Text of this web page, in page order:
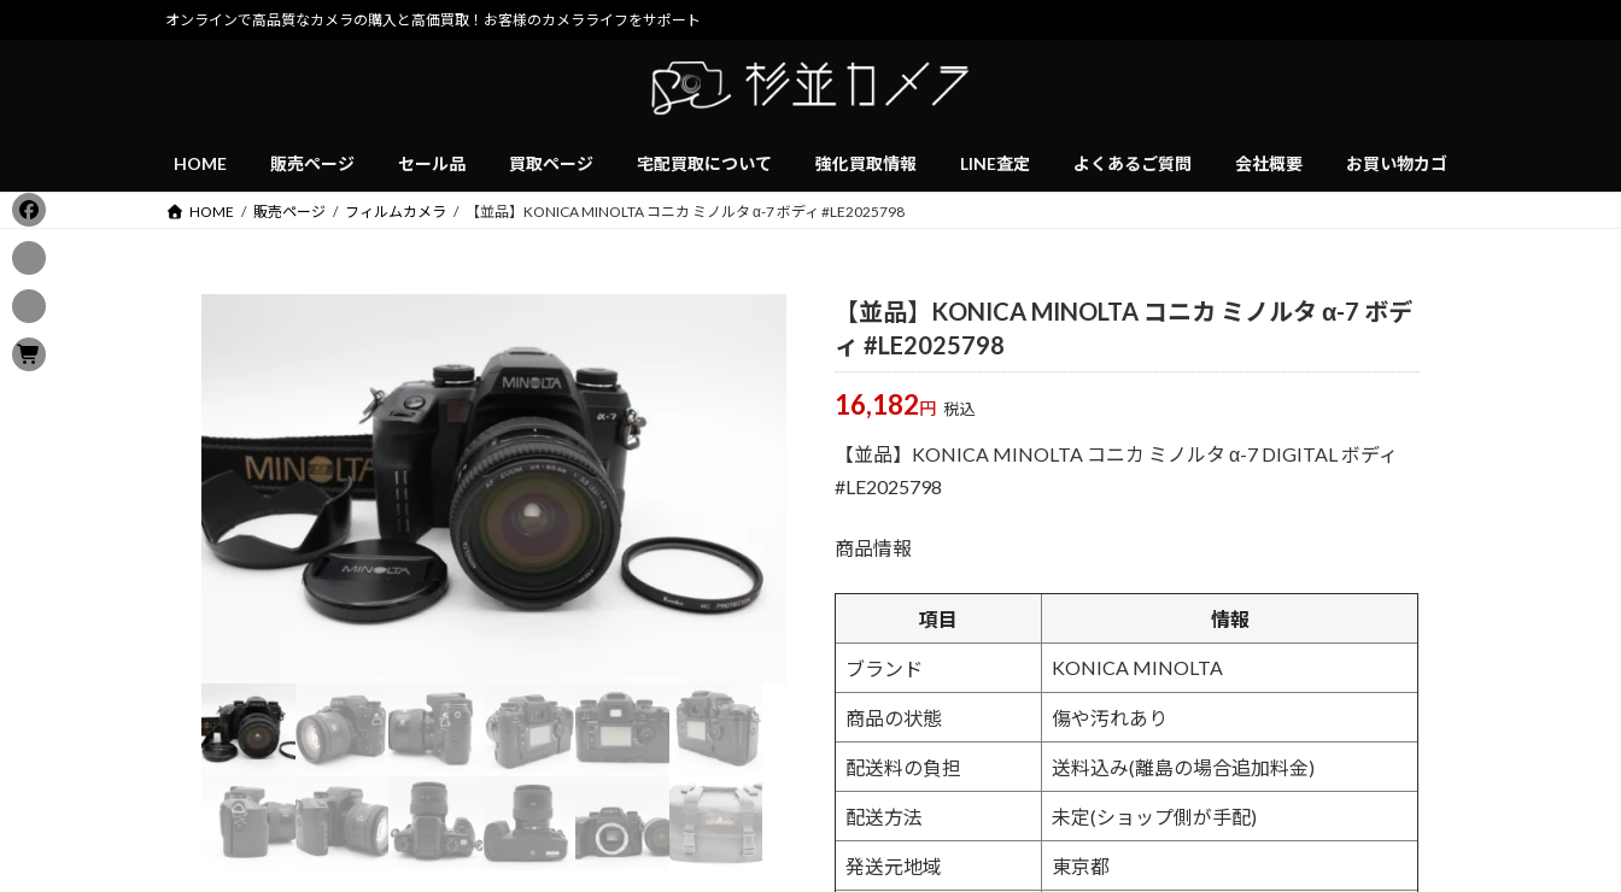
ス
キ
ッ
プ
ン
に
移
動
オンラインで高品質なカメラの購入と高価買取！お客様のカメラライフをサポート
HOME 販売ページ セール品 買取ページ 宅配買取について 強化買取情報 LINE査定 よくあるご質問 会社概要 お買い物カゴ
HOME 販売ページ フィルムカメラ 【並品】KONICA MINOLTA コニカ ミノルタ α-7 ボディ #LE2025798
【並品】KONICA MINOLTA コニカ ミノルタ α-7 ボデ
ィ #LE2025798
16,182円 税込
【並品】KONICA MINOLTA コニカ ミノルタ α-7 DIGITAL ボディ
#LE2025798
商品情報
項目 情報
ブランド KONICA MINOLTA
商品の状態 傷や汚れあり
配送料の負担 送料込み(離島の場合追加料金)
配送方法 未定(ショップ側が手配)
発送元地域 東京都